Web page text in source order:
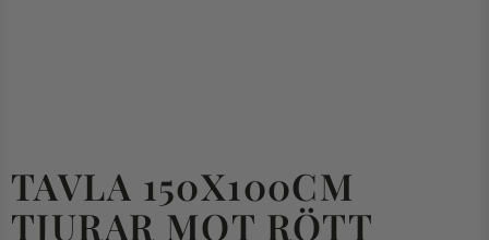
TAVLA 150X100CM
TJURAR MOT RÖTT